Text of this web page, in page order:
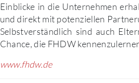
Einblicke in die Unternehmen
und direkt mit potenziellen
Selbstverständlich sind auch
Chance, die FHDW
www.fhdw.de